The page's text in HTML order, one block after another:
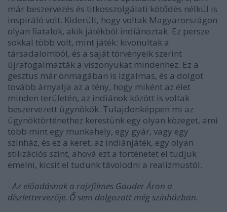
már beszervezés és titkosszolgálati kötődés nélkül is
inspiráló volt. Kiderült, hogy voltak Magyarországon
olyan fiatalok, akik játékból indiánoztak. Ez persze
sokkal több volt, mint játék: kivonultak a
társadalomból, és a saját törvényeik szerint
újrafogalmazták a viszonyukat mindenhez. Ez a
gesztus már önmagában is izgalmas, és a dolgot
tovább árnyalja az a tény, hogy miként az élet
minden területén, az indiánok között is voltak
beszervezett ügynökök. Tulajdonképpen mi az
ügynöktörténethez kerestünk egy olyan közeget, ami
több mint egy munkahely, egy gyár, vagy egy
színház, és ez a keret, az indiánjáték, egy olyan
stilizációs szint, ahová ezt a történetet el tudjuk
emelni, kicsit el tudunk távolodni a realizmustól.
- Az előadásnak a rajzfilmes Gauder Áron a
díszlettervezője. Ő sem dolgozott még színházban.